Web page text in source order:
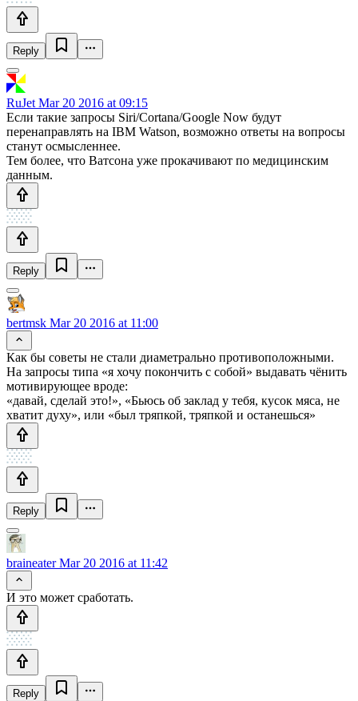
Reply
RuJet Mar 20 2016 at 09:15
Если такие запросы Siri/Cortana/Google Now будут
перенаправлять на IBM Watson, возможно ответы на вопросы
станут осмысленнее.
Тем более, что Ватсона уже прокачивают по медицинским
данным.
Reply
bertmsk Mar 20 2016 at 11:00
Как бы советы не стали диаметрально противоположными.
На запросы типа «я хочу покончить с собой» выдавать чёнить
мотивирующее вроде:
«давай, сделай это!», «Бьюсь об заклад у тебя, кусок мяса, не
хватит духу», или «был тряпкой, тряпкой и останешься»
Reply
braineaterMar 20 2016 at 11:42
И это может сработать.
Reply